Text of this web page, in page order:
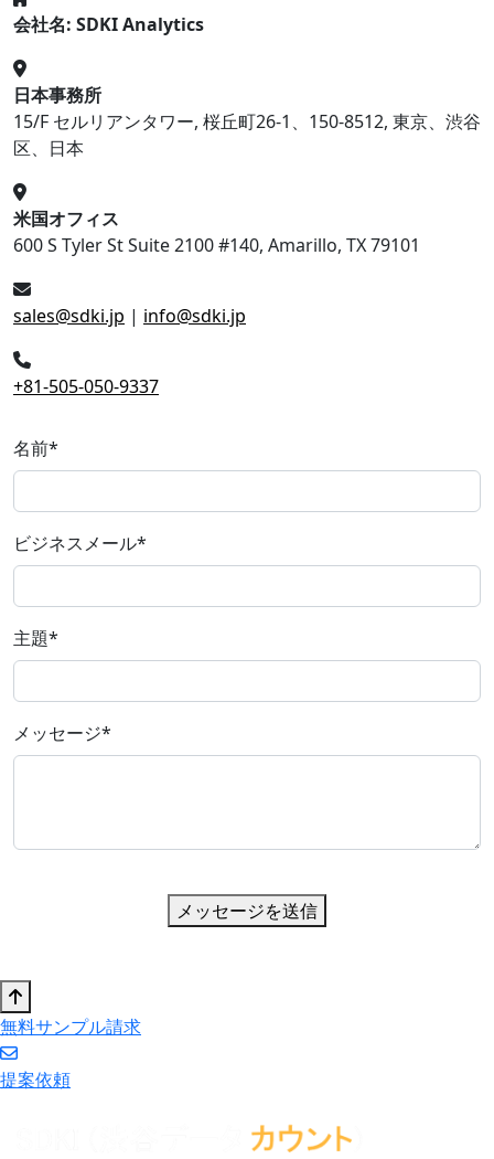
会社名: SDKI Analytics
日本事務所
15/F セルリアンタワー, 桜丘町26-1、150-8512, 東京、渋谷
区、日本
米国オフィス
600 S Tyler St Suite 2100 #140, Amarillo, TX 79101
sales@sdki.jp | info@sdki.jp
+81-505-050-9337
名前*
ビジネスメール*
主題*
メッセージ*
メッセージを送信
無料サンプル請求
提案依頼